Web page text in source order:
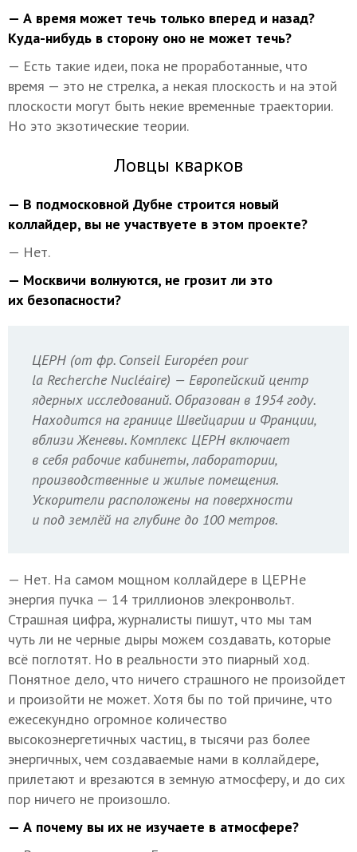
— А время может течь только вперед и назад?
Куда-нибудь в сторону оно не может течь?
— Есть такие идеи, пока не проработанные, что
время — это не стрелка, а некая плоскость и на этой
плоскости могут быть некие временные траектории.
Но это экзотические теории.
Ловцы кварков
— В подмосковной Дубне строится новый
коллайдер, вы не участвуете в этом проекте?
— Нет.
— Москвичи волнуются, не грозит ли это
их безопасности?
ЦЕРН (от фр. Conseil Européen pour
la Recherche Nucléaire) — Европейский центр
ядерных исследований. Образован в 1954 году.
Находится на границе Швейцарии и Франции,
вблизи Женевы. Комплекс ЦЕРН включает
в себя рабочие кабинеты, лаборатории,
производственные и жилые помещения.
Ускорители расположены на поверхности
и под землёй на глубине до 100 метров.
— Нет. На самом мощном коллайдере в ЦЕРНе
энергия пучка — 14 триллионов элекронвольт.
Страшная цифра, журналисты пишут, что мы там
чуть ли не черные дыры можем создавать, которые
всё поглотят. Но в реальности это пиарный ход.
Понятное дело, что ничего страшного не произойдет
и произойти не может. Хотя бы по той причине, что
ежесекундно огромное количество
высокоэнергетичных частиц, в тысячи раз более
энергичных, чем создаваемые нами в коллайдере,
прилетают и врезаются в земную атмосферу, и до сих
пор ничего не произошло.
— А почему вы их не изучаете в атмосфере?